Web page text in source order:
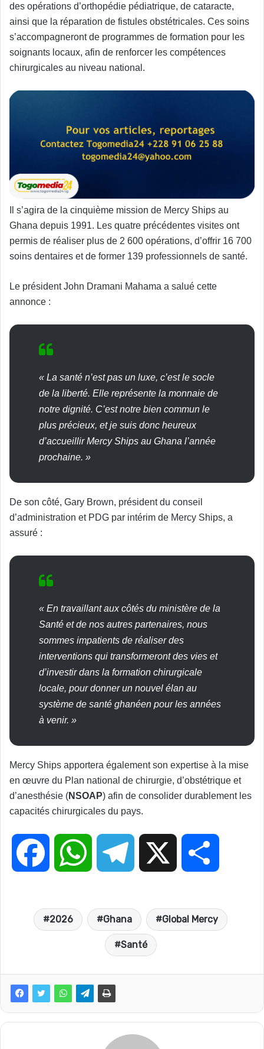
des opérations d’orthopédie pédiatrique, de cataracte,
ainsi que la réparation de fistules obstétricales. Ces soins
s’accompagneront de programmes de formation pour les
soignants locaux, afin de renforcer les compétences
chirurgicales au niveau national.
Il s’agira de la cinquième mission de Mercy Ships au
Ghana depuis 1991. Les quatre précédentes visites ont
permis de réaliser plus de 2 600 opérations, d’offrir 16 700
soins dentaires et de former 139 professionnels de santé.
Le président John Dramani Mahama a salué cette
annonce :
« La santé n’est pas un luxe, c’est le socle
de la liberté. Elle représente la monnaie de
notre dignité. C’est notre bien commun le
plus précieux, et je suis donc heureux
d’accueillir Mercy Ships au Ghana l’année
prochaine. »
De son côté, Gary Brown, président du conseil
d’administration et PDG par intérim de Mercy Ships, a
assuré :
« En travaillant aux côtés du ministère de la
Santé et de nos autres partenaires, nous
sommes impatients de réaliser des
interventions qui transformeront des vies et
d’investir dans la formation chirurgicale
locale, pour donner un nouvel élan au
système de santé ghanéen pour les années
à venir. »
Mercy Ships apportera également son expertise à la mise
en œuvre du Plan national de chirurgie, d’obstétrique et
d’anesthésie (NSOAP) afin de consolider durablement les
capacités chirurgicales du pays.
c
b
a
s
l r
2026 Ghana Global Mercy
Santé